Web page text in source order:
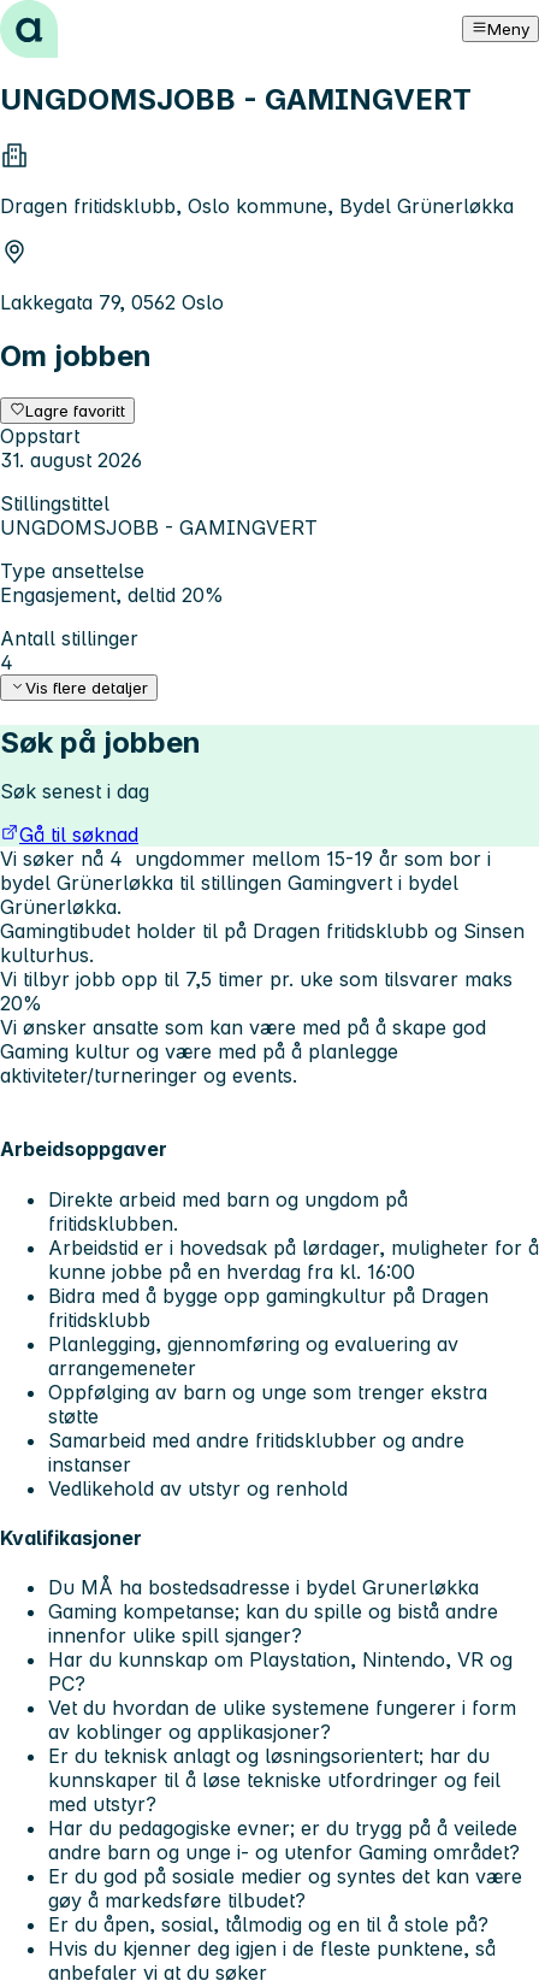
Hopp til innhold Meny
UNGDOMSJOBB - GAMINGVERT
Dragen fritidsklubb, Oslo kommune, Bydel Grünerløkka
Lakkegata 79, 0562 Oslo
Om jobben
Lagre favoritt
Oppstart
31. august 2026
Stillingstittel
UNGDOMSJOBB - GAMINGVERT
Type ansettelse
Engasjement, deltid 20%
Antall stillinger
4
Vis flere detaljer
Søk på jobben
Søk senest i dag
Gå til søknad
Vi søker nå 4 ungdommer mellom 15-19 år som bor i
bydel Grünerløkka til stillingen Gamingvert i bydel
Grünerløkka.
Gamingtibudet holder til på Dragen fritidsklubb og Sinsen
kulturhus.
Vi tilbyr jobb opp til 7,5 timer pr. uke som tilsvarer maks
20%
Vi ønsker ansatte som kan være med på å skape god
Gaming kultur og være med på å planlegge
aktiviteter/turneringer og events.
Arbeidsoppgaver
Direkte arbeid med barn og ungdom på
fritidsklubben.
Arbeidstid er i hovedsak på lørdager, muligheter for å
kunne jobbe på en hverdag fra kl. 16:00
Bidra med å bygge opp gamingkultur på Dragen
fritidsklubb
Planlegging, gjennomføring og evaluering av
arrangemeneter
Oppfølging av barn og unge som trenger ekstra
støtte
Samarbeid med andre fritidsklubber og andre
instanser
Vedlikehold av utstyr og renhold
Kvalifikasjoner
Du MÅ ha bostedsadresse i bydel Grunerløkka
Gaming kompetanse; kan du spille og bistå andre
innenfor ulike spill sjanger?
Har du kunnskap om Playstation, Nintendo, VR og
PC?
Vet du hvordan de ulike systemene fungerer i form
av koblinger og applikasjoner?
Er du teknisk anlagt og løsningsorientert; har du
kunnskaper til å løse tekniske utfordringer og feil
med utstyr?
Har du pedagogiske evner; er du trygg på å veilede
andre barn og unge i- og utenfor Gaming området?
Er du god på sosiale medier og syntes det kan være
gøy å markedsføre tilbudet?
Er du åpen, sosial, tålmodig og en til å stole på?
Hvis du kjenner deg igjen i de fleste punktene, så
anbefaler vi at du søker